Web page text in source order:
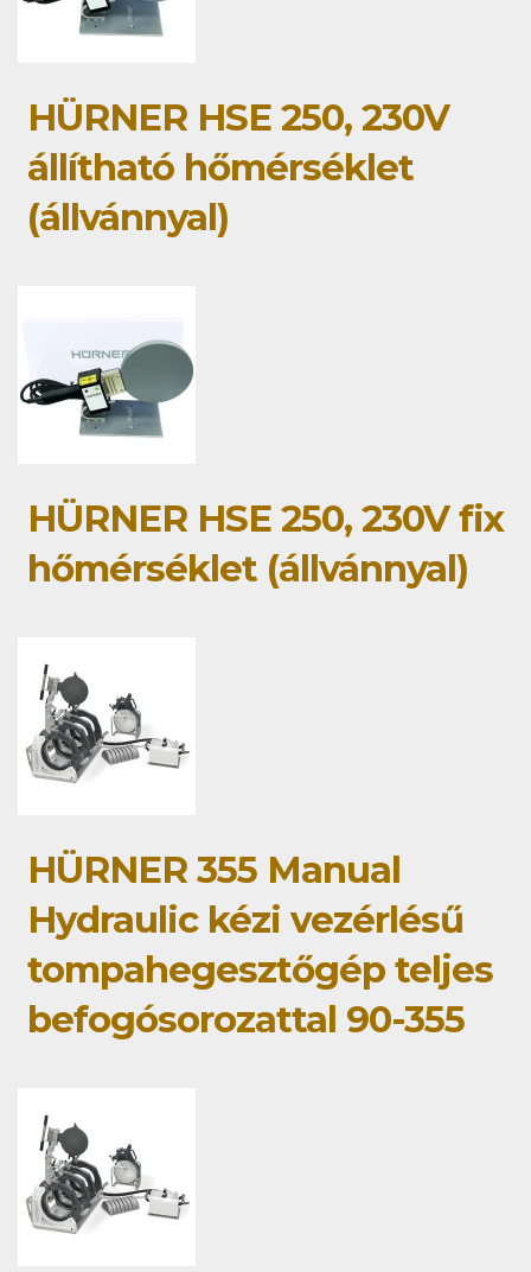
HÜRNER HSE 250, 230V
állítható hőmérséklet
(állvánnyal)
HÜRNER HSE 250, 230V fix
hőmérséklet (állvánnyal)
HÜRNER 355 Manual
Hydraulic kézi vezérlésű
tompahegesztőgép teljes
befogósorozattal 90-355